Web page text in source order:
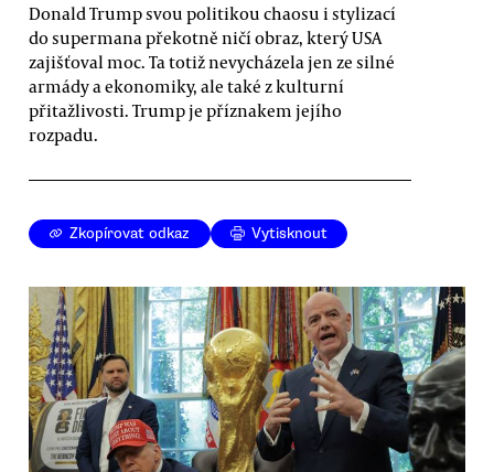
Donald Trump svou politikou chaosu i stylizací
do supermana překotně ničí obraz, který USA
zajišťoval moc. Ta totiž nevycházela jen ze silné
armády a ekonomiky, ale také z kulturní
přitažlivosti. Trump je příznakem jejího
rozpadu.
Zkopírovat odkaz Vytisknout